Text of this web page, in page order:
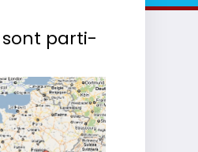
sont parti-